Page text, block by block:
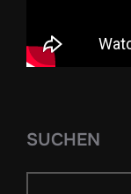
SUCHEN